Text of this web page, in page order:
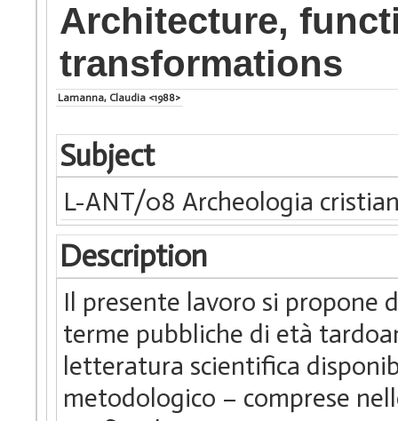
Architecture,
transformations
Lamanna, Claudia <1988>
Subject
L-ANT/08 Archeologia
Description
Il presente lavoro si propone
terme pubbliche di età
letteratura scientifica
metodologico – comprese